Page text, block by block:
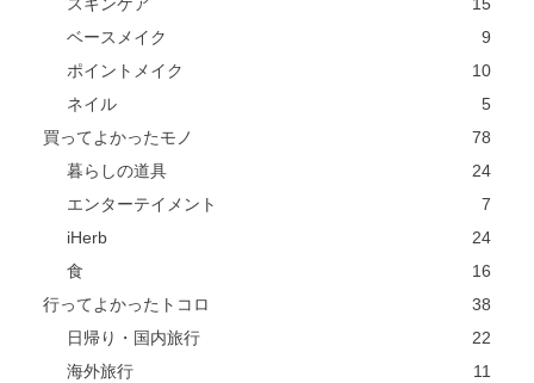
ベースメイク
9
ポイントメイク
10
ネイル
5
買ってよかったモノ
78
暮らしの道具
24
エンターテイメント
7
iHerb
24
食
16
行ってよかったトコロ
38
日帰り・国内旅行
22
海外旅行
11